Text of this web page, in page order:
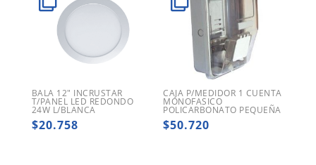
BALA 12″ INCRUSTAR
T/PANEL LED REDONDO
24W L/BLANCA
$20.758
CAJA P/MEDIDOR 1 CUENTA
MONOFASICO
POLICARBONATO PEQUEÑA
$50.720